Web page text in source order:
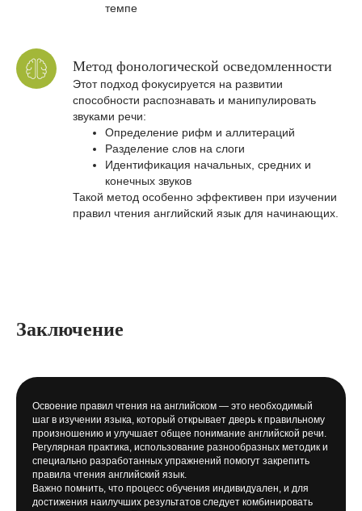
темпе
Метод фонологической осведомленности
Этот подход фокусируется на развитии
способности распознавать и манипулировать
звуками речи:
Определение рифм и аллитераций
Разделение слов на слоги
Идентификация начальных, средних и
конечных звуков
Такой метод особенно эффективен при изучении
правил чтения английский язык для начинающих.
Заключение
Освоение правил чтения на английском — это необходимый
шаг в изучении языка, который открывает дверь к правильному
произношению и улучшает общее понимание английской речи.
Регулярная практика, использование разнообразных методик и
специально разработанных упражнений помогут закрепить
правила чтения английский язык.
Важно помнить, что процесс обучения индивидуален, и для
достижения наилучших результатов следует комбинировать